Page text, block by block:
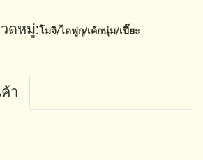
ดหมู่:โมจิ/ไดฟูกุ/เค้กนุ่ม/เปี๊ยะ
า